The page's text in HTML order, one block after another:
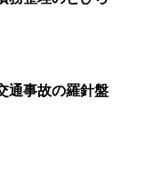
通事故の羅針盤